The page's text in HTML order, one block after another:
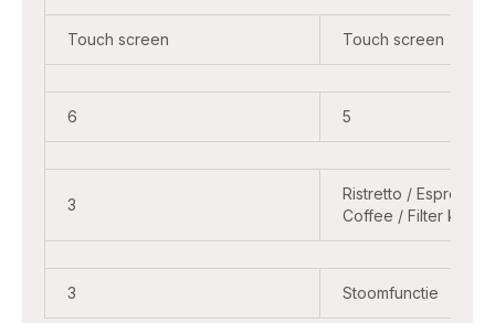
EA9129
volautomatische
koffiemachine
Touch screen Touch screen
6 5
3
Ristretto / Espresso
Coffee / Filter koffie
3 Stoomfunctie